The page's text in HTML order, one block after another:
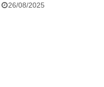
26/08/2025